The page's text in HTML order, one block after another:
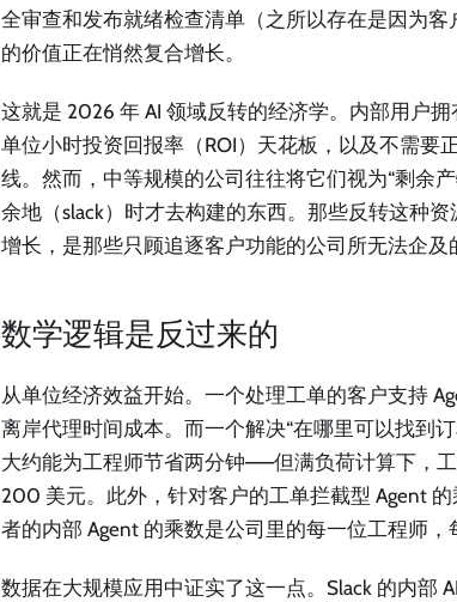
全审查和发布就绪检查清单（之所以存在是因为
的价值正在悄然复合增长。
这就是 2026 年 AI 领域反转的经济学。内部用户
单位小时投资回报率（ROI）天花板，以及不需要
线。然而，中等规模的公司往往将它们视为“剩余
余地（slack）时才去构建的东西。那些反转这种
增长，是那些只顾追逐客户功能的公司所无法企及
数学逻辑是反过来的
从单位经济效益开始。一个处理工单的客户支持
离岸代理时间成本。而一个解决“在哪里可以找到
大约能为工程师节省两分钟——但满负荷计算下，
200 美元。此外，针对客户的工单拦截型 Agent
者的内部 Agent 的乘数是公司里的每一位工程师，
数据在大规模应用中证实了这一点。Slack 的内部